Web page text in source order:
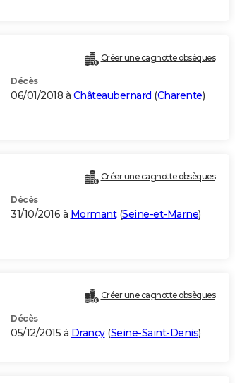
Créer une cagnotte obsèques
Décès
06/01/2018 à Châteaubernard (Charente)
Créer une cagnotte obsèques
Décès
31/10/2016 à Mormant(Seine-et-Marne)
Créer une cagnotte obsèques
Décès
05/12/2015 à Drancy(Seine-Saint-Denis)